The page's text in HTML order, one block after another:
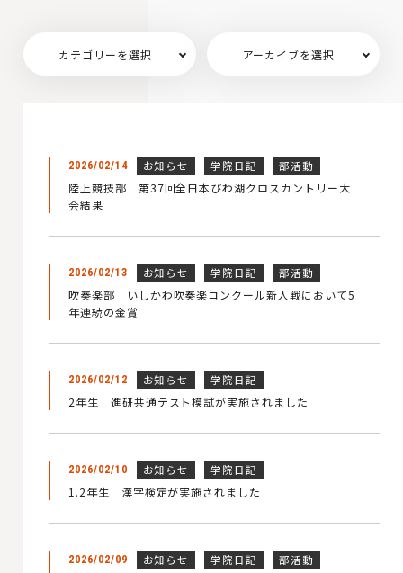
カテゴリーを選択 アーカイブを選択
2026/02/14 お知らせ 学院日記 部活動
陸上競技部 第37回全日本びわ湖クロスカントリー大
会結果
2026/02/13 お知らせ 学院日記 部活動
吹奏楽部 いしかわ吹奏楽コンクール新人戦において5
年連続の金賞
2026/02/12 お知らせ 学院日記
2年生 進研共通テスト模試が実施されました
2026/02/10 お知らせ 学院日記
1.2年生 漢字検定が実施されました
2026/02/09 お知らせ 学院日記 部活動